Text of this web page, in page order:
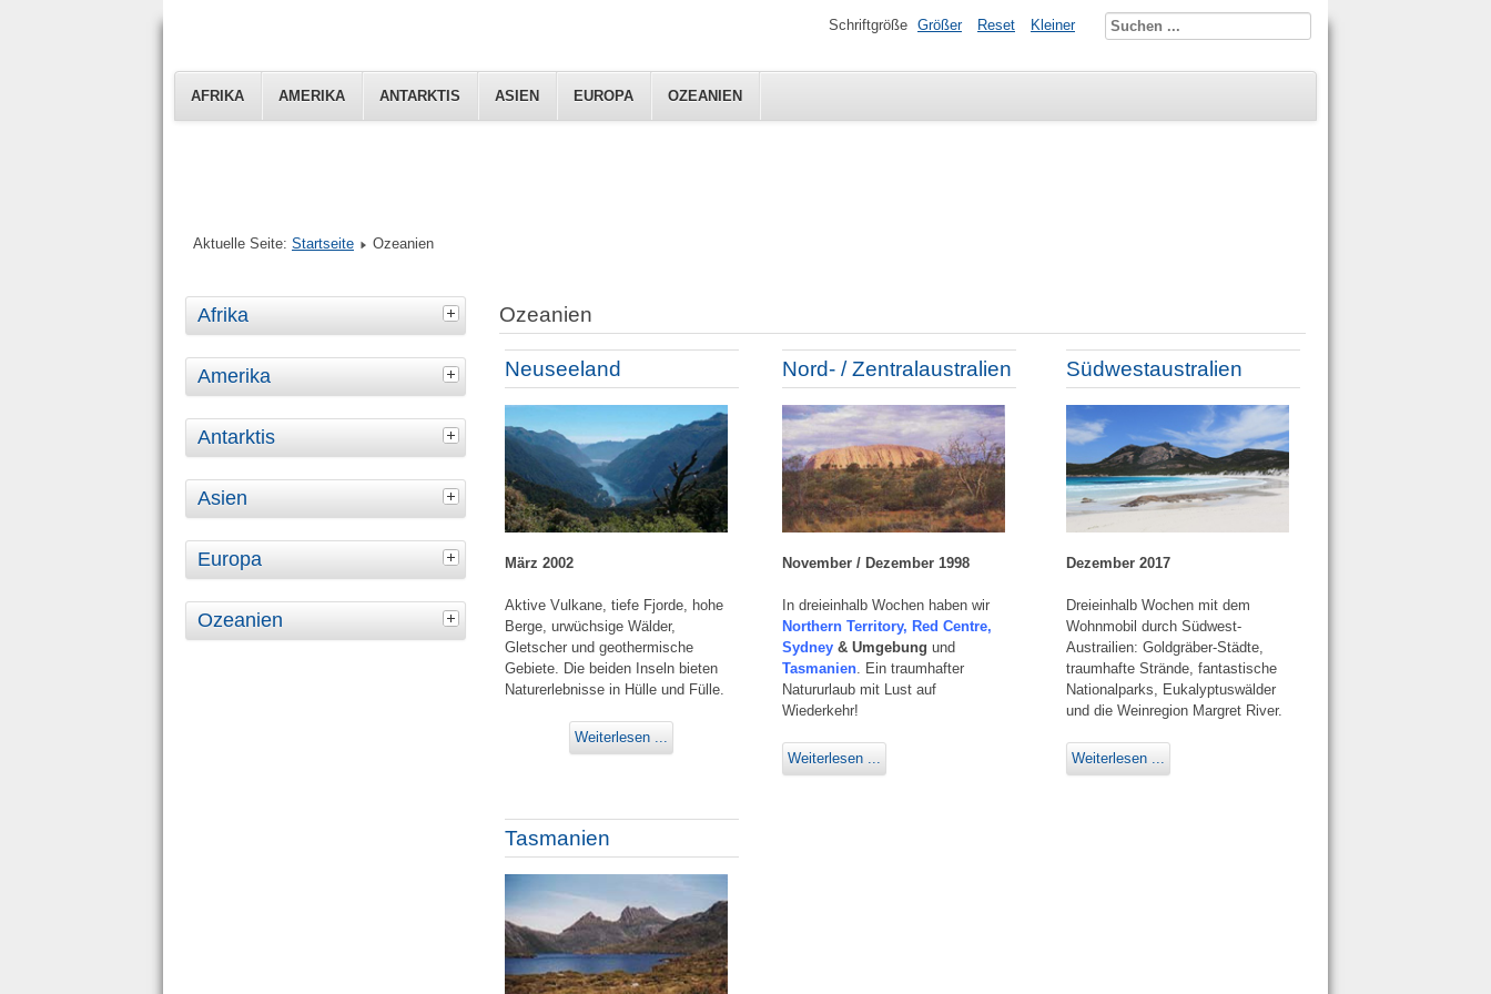
AFRIKA AMERIKA ANTARKTIS ASIEN EUROPA OZEANIEN
Schriftgröße Größer Reset Kleiner
Aktuelle Seite: Startseite Ozeanien
Afrika
Amerika
Antarktis
Asien
Europa
Ozeanien
Ozeanien
Neuseeland
März 2002
Aktive Vulkane, tiefe Fjorde, hohe
Berge, urwüchsige Wälder,
Gletscher und geothermische
Gebiete. Die beiden Inseln bieten
Naturerlebnisse in Hülle und Fülle.
Weiterlesen ...
Nord- / Zentralaustralien
November / Dezember 1998
In dreieinhalb Wochen haben wir
Northern Territory, Red Centre,
Sydney& Umgebung und
Tasmanien. Ein traumhafter
Natururlaub mit Lust auf
Wiederkehr!
Weiterlesen ...
Südwestaustralien
Dezember 2017
Dreieinhalb Wochen mit dem
Wohnmobil durch Südwest-
Austrailien: Goldgräber-Städte,
traumhafte Strände, fantastische
Nationalparks, Eukalyptuswälder
und die Weinregion Margret River.
Weiterlesen ...
Tasmanien